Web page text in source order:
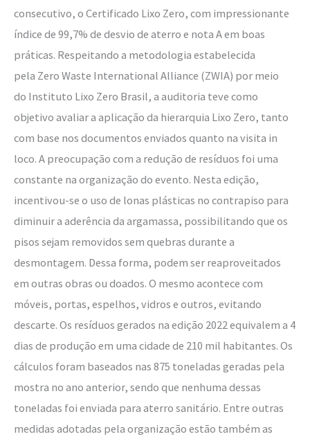
consecutivo, o Certificado Lixo Zero, com impressionante
índice de 99,7% de desvio de aterro e nota A em boas
práticas. Respeitando a metodologia estabelecida
pela Zero Waste International Alliance (ZWIA) por meio
do Instituto Lixo Zero Brasil, a auditoria teve como
objetivo avaliar a aplicação da hierarquia Lixo Zero, tanto
com base nos documentos enviados quanto na visita in
loco. A preocupação com a redução de resíduos foi uma
constante na organização do evento. Nesta edição,
incentivou-se o uso de lonas plásticas no contrapiso para
diminuir a aderência da argamassa, possibilitando que os
pisos sejam removidos sem quebras durante a
desmontagem. Dessa forma, podem ser reaproveitados
em outras obras ou doados. O mesmo acontece com
móveis, portas, espelhos, vidros e outros, evitando
descarte. Os resíduos gerados na edição 2022 equivalem a 4
dias de produção em uma cidade de 210 mil habitantes. Os
cálculos foram baseados nas 875 toneladas geradas pela
mostra no ano anterior, sendo que nenhuma dessas
toneladas foi enviada para aterro sanitário. Entre outras
medidas adotadas pela organização estão também as